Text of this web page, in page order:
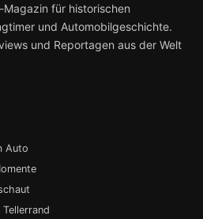
für historischen
und Automobilgeschichte.
und Reportagen aus der Welt
Auto